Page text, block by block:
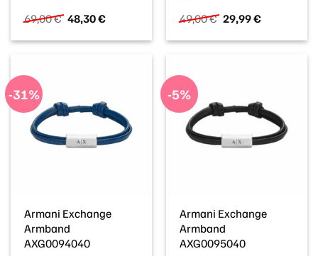
69,00€ Ursprünglicher
Preis
war:
48,30€Aktueller
ist:
49,00€ Ursprünglicher
Preis
war:
29,99€Aktueller
ist:
-31%
Armani Exchange
Armband
AXG0094040
-5%
Armani Exchange
Armband
AXG0095040